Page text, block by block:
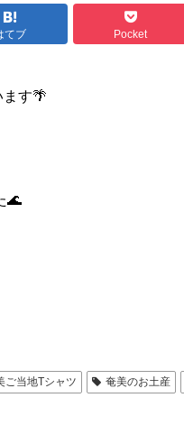
てブ Pocket
ます🌴
🌊
ご当地Tシャツ 奄美のお土産